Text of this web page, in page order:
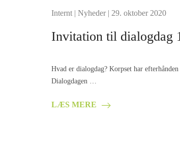
Internt | Nyheder| 29. oktober 2020
Invitation til dialogdag
Hvad er dialogdag? Korpset har
Dialogdagen …
LÆS MERE